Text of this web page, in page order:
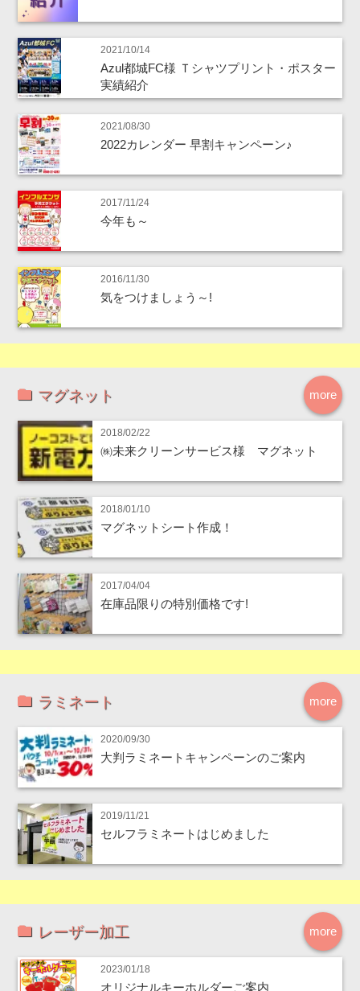
2021/10/14
Azul都城FC様 Ｔシャツプリント・ポスター
実績紹介
2021/08/30
2022カレンダー 早割キャンペーン♪
2017/11/24
今年も～
2016/11/30
気をつけましょう～!
more
マグネット
2018/02/22
㈱未来クリーンサービス様 マグネット
2018/01/10
マグネットシート作成！
2017/04/04
在庫品限りの特別価格です!
more
ラミネート
2020/09/30
大判ラミネートキャンペーンのご案内
2019/11/21
セルフラミネートはじめました
more
レーザー加工
2023/01/18
オリジナルキーホルダーご案内